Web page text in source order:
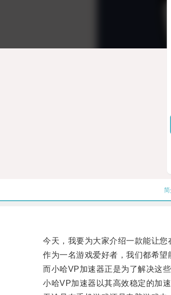
简
今天，我要为大家介绍一款能让您
作为一名游戏爱好者，我们都希望
而小哈VP加速器正是为了解决这些
小哈VP加速器以其高效稳定的加速